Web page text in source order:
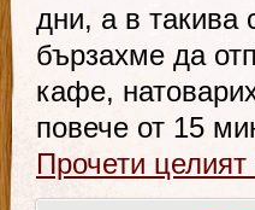
дни, а в такива
бързахме да
кафе,
повече от 15
Прочети целият